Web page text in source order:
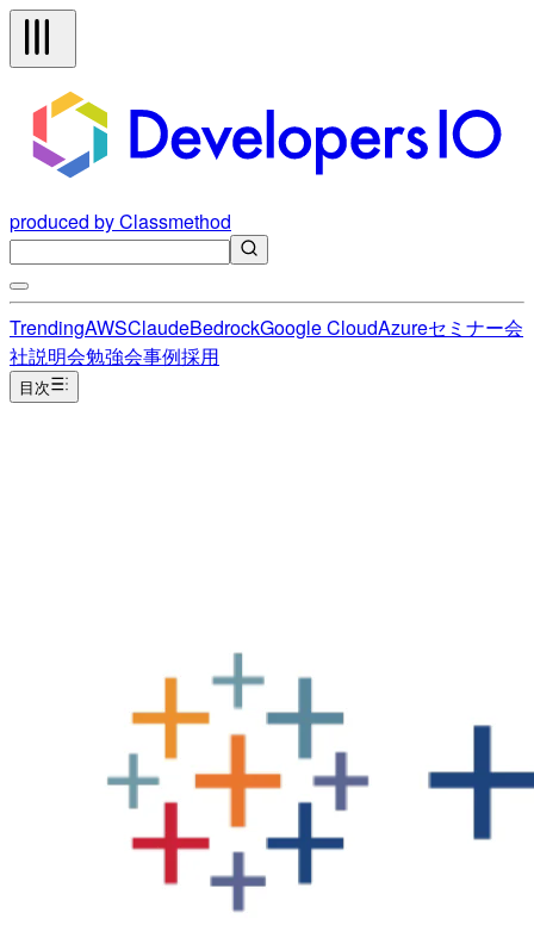
produced by Classmethod
TrendingAWSClaudeBedrockGoogle CloudAzureセミナー会
社説明会勉強会事例採用
目次